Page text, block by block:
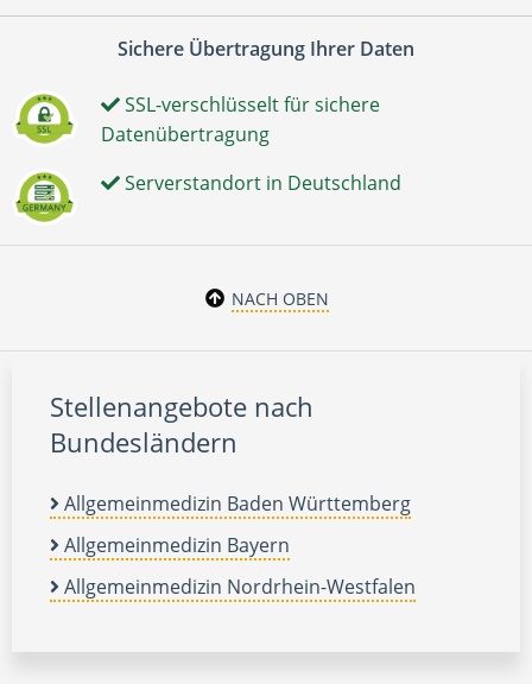
Sichere Übertragung Ihrer Daten
SSL-verschlüsselt für sichere
Datenübertragung
Serverstandort in Deutschland
NACH OBEN
Stellenangebote nach
Bundesländern
Allgemeinmedizin Baden Württemberg
Allgemeinmedizin Bayern
Allgemeinmedizin Nordrhein-Westfalen